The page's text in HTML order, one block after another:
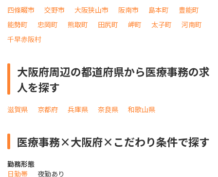
四條畷市 交野市 大阪狭山市 阪南市 島本町
豊能町
能勢町
忠岡町 熊取町 田尻町 岬町 太子町
河南町
千早赤阪村
大阪府周辺の都道府県から医療事務の求
人を探す
滋賀県 京都府 兵庫県 奈良県 和歌山県
医療事務×大阪府×こだわり条件で探す
勤務形態
日勤帯
夜勤あり